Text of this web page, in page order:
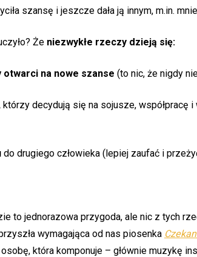
szansę i jeszcze dała ją innym, m.in.
Że niezwykłe rzeczy dzieją się:
otwarci na nowe szanse (to nic, że nigdy
którzy decydują się na sojusze, współpracę
do drugiego człowieka (lepiej zaufać i
to jednorazowa przygoda, ale nic z tych
wymagająca od nas piosenka
osobę, która komponuje – głównie muzykę